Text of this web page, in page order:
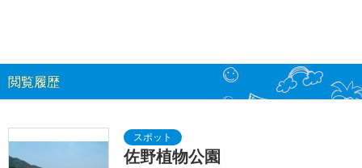
閲覧履歴
佐野植物公園